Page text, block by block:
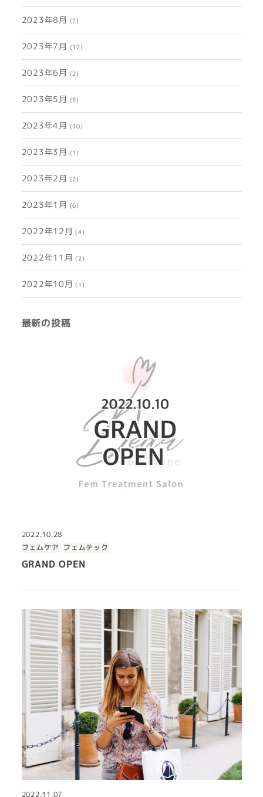
2023年8月 (7)
2023年7月 (12)
2023年6月 (2)
2023年5月 (3)
2023年4月 (10)
2023年3月 (1)
2023年2月 (2)
2023年1月 (6)
2022年12月 (4)
2022年11月 (2)
2022年10月 (1)
最新の投稿
2022.10.28
フェムケア フェムテック
GRAND OPEN
2022.11.07